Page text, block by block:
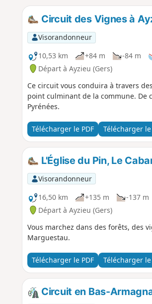
Circuit des Vignes à
Visorandonneur
10,53 km
+84 m -84 m
Départ à Ayzieu (Gers)
Ce circuit vous conduira à travers
point culminant de la commune. De
Pyrénées.
Télécharger le PDF Télécharger le
L'Église du Pin, Le
Visorandonneur
16,50 km
+135 m -137 m
Départ à Ayzieu (Gers)
Vous marchez dans des forêts, des
Marguestau.
Télécharger le PDF Télécharger le
Circuit en Bas-